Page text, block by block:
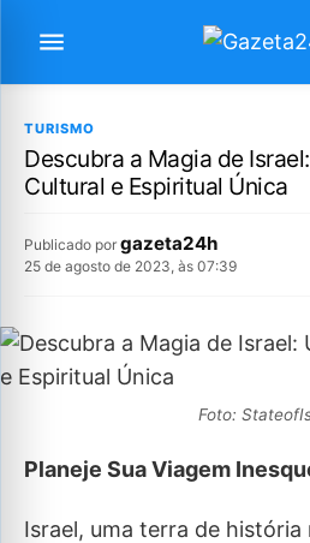
TURISMO
Descubra a Magia de
Cultural e Espiritual Única
Publicado por gazeta24h
25 de agosto de 2023, às 07:39
Foto:
Planeje Sua Viagem
Israel, uma terra de